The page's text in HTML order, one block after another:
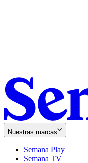
Nuestras marcas
Semana Play
Semana TV